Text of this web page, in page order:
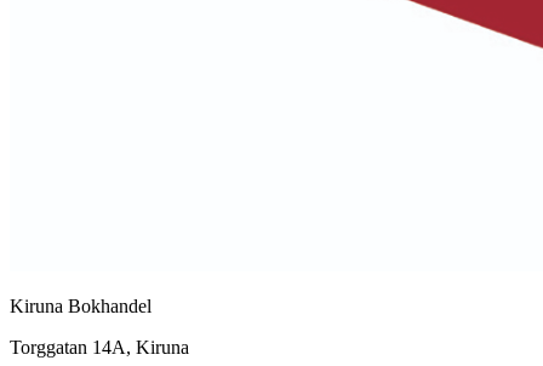
Kiruna Bokhandel
Torggatan 14A, Kiruna